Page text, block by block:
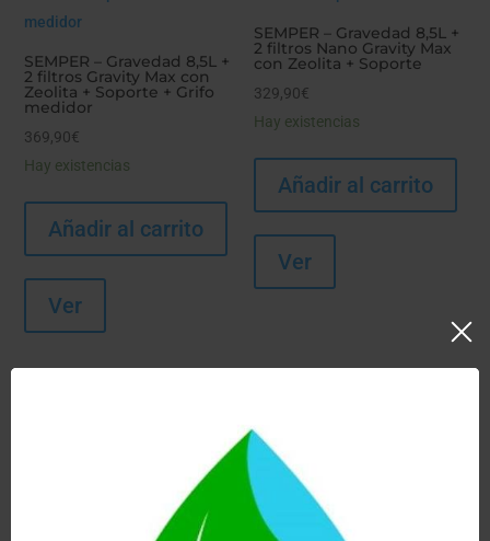
SEMPER – Gravedad 8,5L +
2 filtros Gravity Max con
Zeolita + Soporte + Grifo
medidor
369,90€
Hay existencias
Añadir al carrito
Ver
SEMPER – Gravedad 8,5L +
2 filtros Nano Gravity Max
con Zeolita + Soporte
329,90€
Hay existencias
Añadir al carrito
Ver
SEMPER – Gravedad 8,5L + SEMPER – Gravedad 8,5L +